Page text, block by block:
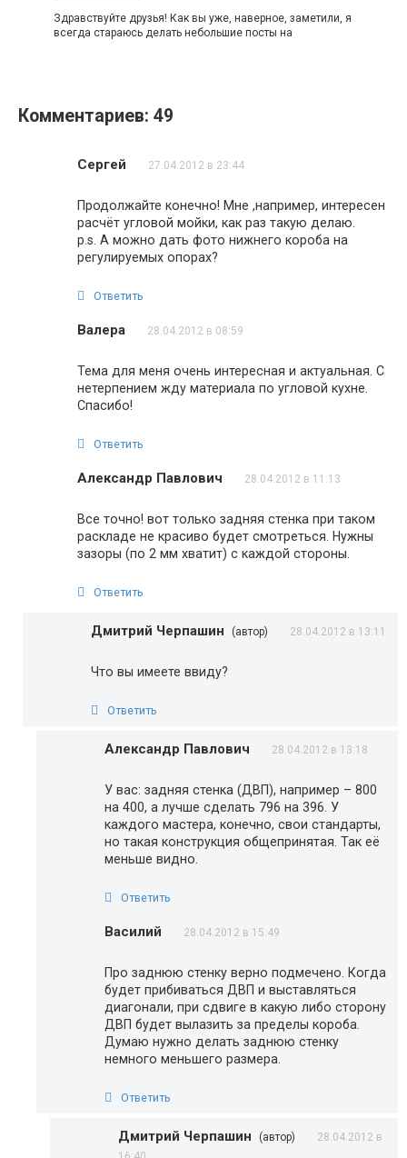
Здравствуйте друзья! Как вы уже, наверное, заметили, я
всегда стараюсь делать небольшие посты на
Комментариев: 49
Сергей 27.04.2012 в 23:44
Продолжайте конечно! Мне ,например, интересен
расчёт угловой мойки, как раз такую делаю.
p.s. А можно дать фото нижнего короба на
регулируемых опорах?
Ответить
Валера 28.04.2012 в 08:59
Тема для меня очень интересная и актуальная. С
нетерпением жду материала по угловой кухне.
Спасибо!
Ответить
Александр Павлович 28.04.2012 в 11:13
Все точно! вот только задняя стенка при таком
раскладе не красиво будет смотреться. Нужны
зазоры (по 2 мм хватит) с каждой стороны.
Ответить
Дмитрий Черпашин (автор) 28.04.2012 в 13:11
Что вы имеете ввиду?
Ответить
Александр Павлович 28.04.2012 в 13:18
У вас: задняя стенка (ДВП), например – 800
на 400, а лучше сделать 796 на 396. У
каждого мастера, конечно, свои стандарты,
но такая конструкция общепринятая. Так её
меньше видно.
Ответить
Василий 28.04.2012 в 15:49
Про заднюю стенку верно подмечено. Когда
будет прибиваться ДВП и выставляться
диагонали, при сдвиге в какую либо сторону
ДВП будет вылазить за пределы короба.
Думаю нужно делать заднюю стенку
немного меньшего размера.
Ответить
Дмитрий Черпашин (автор)
28.04.2012 в